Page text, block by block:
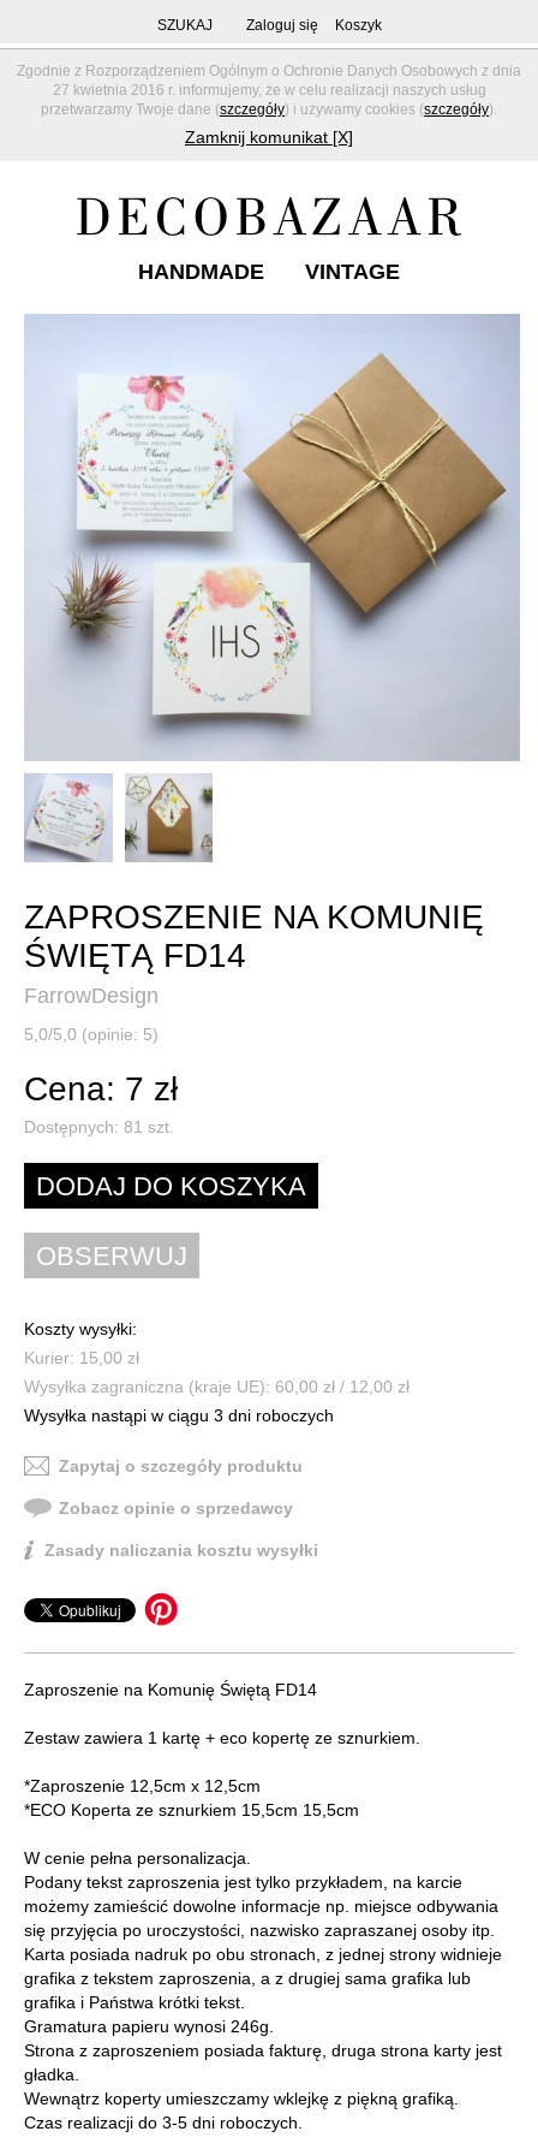
Zgodnie z Rozporządzeniem Ogólnym o Ochronie Danych Osobowych z dnia
27 kwietnia 2016 r. informujemy, że w celu realizacji naszych usług
przetwarzamy Twoje dane (szczegóły) i używamy cookies (szczegóły).
Zamknij komunikat [X]
SZUKAJ Zaloguj się Koszyk
HANDMADE VINTAGE
ZAPROSZENIE NA KOMUNIĘ
ŚWIĘTĄ FD14
FarrowDesign
5,0/5,0 (opinie: 5)
Cena: 7 zł
Dostępnych: 81 szt.
Koszty wysyłki:
Kurier: 15,00 zł
Wysyłka zagraniczna (kraje UE): 60,00 zł / 12,00 zł
Wysyłka nastąpi w ciągu 3 dni roboczych
Zapytaj o szczegóły produktu
Zobacz opinie o sprzedawcy
Zasady naliczania kosztu wysyłki
Zaproszenie na Komunię Świętą FD14
Zestaw zawiera 1 kartę + eco kopertę ze sznurkiem.
*Zaproszenie 12,5cm x 12,5cm
*ECO Koperta ze sznurkiem 15,5cm 15,5cm
W cenie pełna personalizacja.
Podany tekst zaproszenia jest tylko przykładem, na karcie
możemy zamieścić dowolne informacje np. miejsce odbywania
się przyjęcia po uroczystości, nazwisko zapraszanej osoby itp.
Karta posiada nadruk po obu stronach, z jednej strony widnieje
grafika z tekstem zaproszenia, a z drugiej sama grafika lub
grafika i Państwa krótki tekst.
Gramatura papieru wynosi 246g.
Strona z zaproszeniem posiada fakturę, druga strona karty jest
gładka.
Wewnątrz koperty umieszczamy wklejkę z piękną grafiką.
Czas realizacji do 3-5 dni roboczych.